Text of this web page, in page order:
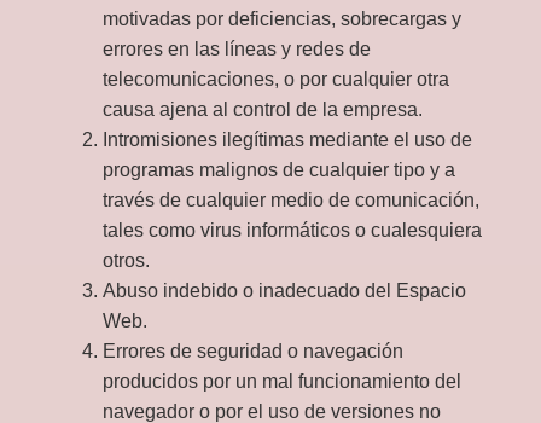
motivadas por deficiencias, sobrecargas y
errores en las líneas y redes de
telecomunicaciones, o por cualquier otra
causa ajena al control de la empresa.
Intromisiones ilegítimas mediante el uso de
programas malignos de cualquier tipo y a
través de cualquier medio de comunicación,
tales como virus informáticos o cualesquiera
otros.
Abuso indebido o inadecuado del Espacio
Web.
Errores de seguridad o navegación
producidos por un mal funcionamiento del
navegador o por el uso de versiones no